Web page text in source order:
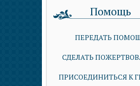
Помощь
ПЕРЕДАТЬ
СДЕЛАТЬ
ПРИСОЕДИНИТЬСЯ К